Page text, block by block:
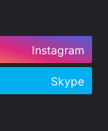
Instagram
Skype